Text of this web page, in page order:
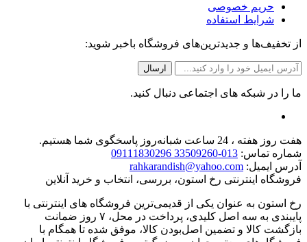
حریم خصوصی
شرایط استفاده
از تخفیف‌ها و جدیدترین‌های فروشگاه باخبر شوید:
ما را در شبکه های اجتماعی دنبال کنید.
هفت روز هفته ، 24 ساعت شبانه‌روز پاسخگوی شما هستیم.
شماره تماس: 013-33509260 09111830296
آدرس ایمیل: rahkarandish@yahoo.com
فروشگاه اینترنتی رخ استون، بررسی، انتخاب و خرید آنلاین
رخ استون به عنوان یکی از قدیمی‌ترین فروشگاه های اینترنتی با
پایبندی به سه اصل کلیدی، پرداخت در محل، ۷ روز ضمانت
بازگشت کالا و تضمین اصل‌بودن کالا، موفق شده تا همگام با